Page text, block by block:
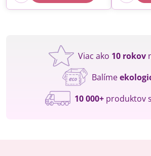
Viac ako 10 rokov
Balíme
10 000+produktov